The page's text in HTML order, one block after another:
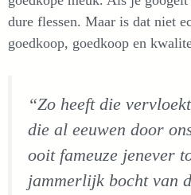
dure flessen. Maar is dat niet
goedkoop, goedkoop en
“Zo heeft die
die al eeuwen door
ooit fameuze jenever
jammerlijk bocht van